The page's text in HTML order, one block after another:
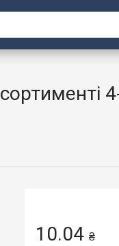
10.04 ₴